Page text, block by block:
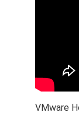
VMware